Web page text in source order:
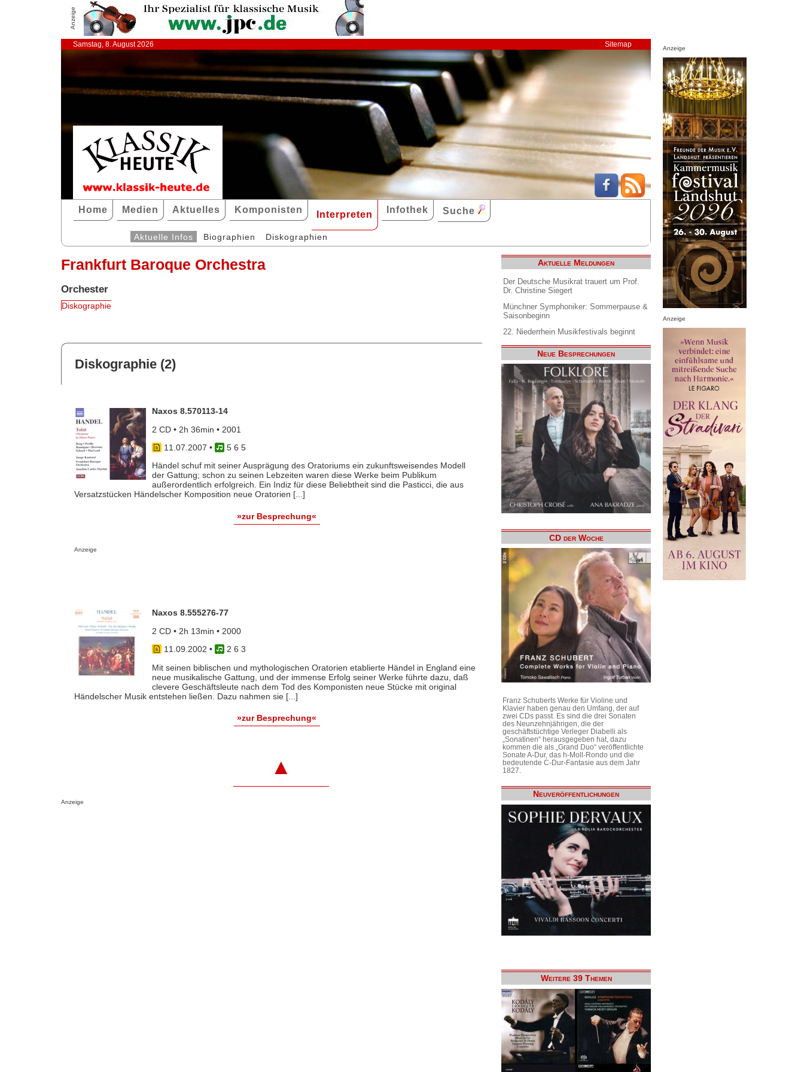
Anzeige
Samstag, 8. August 2026 Sitemap
Home Medien Aktuelles Komponisten Interpreten Infothek Suche
Aktuelle Infos Biographien Diskographien
Frankfurt Baroque Orchestra
Orchester
Diskographie
Diskographie (2)
Naxos 8.570113-14
2 CD • 2h 36min • 2001
11.07.2007 •
5 6 5
Händel schuf mit seiner Ausprägung des Oratoriums ein zukunftsweisendes Modell
der Gattung; schon zu seinen Lebzeiten waren diese Werke beim Publikum
außerordentlich erfolgreich. Ein Indiz für diese Beliebtheit sind die Pasticci, die aus
Versatzstücken Händelscher Komposition neue Oratorien [...]
»zur Besprechung«
Anzeige
Naxos 8.555276-77
2 CD • 2h 13min • 2000
11.09.2002 •
2 6 3
Mit seinen biblischen und mythologischen Oratorien etablierte Händel in England eine
neue musikalische Gattung, und der immense Erfolg seiner Werke führte dazu, daß
clevere Geschäftsleute nach dem Tod des Komponisten neue Stücke mit original
Händelscher Musik entstehen ließen. Dazu nahmen sie [...]
»zur Besprechung«
▲
Anzeige
Aktuelle Meldungen
Der Deutsche Musikrat trauert um Prof.
Dr. Christine Siegert
Münchner Symphoniker: Sommerpause &
Saisonbeginn
22. Niederrhein Musikfestivals beginnt
Neue Besprechungen
CD der Woche
Franz Schuberts Werke für Violine und
Klavier haben genau den Umfang, der auf
zwei CDs passt. Es sind die drei Sonaten
des Neunzehnjährigen, die der
geschäftstüchtige Verleger Diabelli als
„Sonatinen“ herausgegeben hat, dazu
kommen die als „Grand Duo“ veröffentlichte
Sonate A-Dur, das h-Moll-Rondo und die
bedeutende C-Dur-Fantasie aus dem Jahr
1827.
Neuveröffentlichungen
Weitere 39 Themen
Anzeige
Anzeige